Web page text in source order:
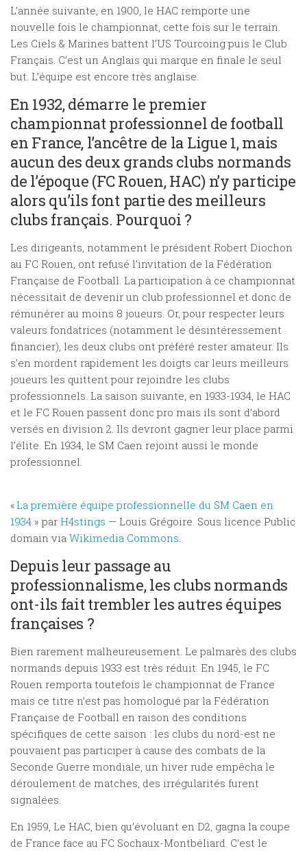
L’année suivante, en 1900, le HAC remporte une
nouvelle fois le championnat, cette fois sur le terrain.
Les Ciels & Marines battent l’US Tourcoing puis le Club
Français. C’est un Anglais qui marque en finale le seul
but. L’équipe est encore très anglaise.
En 1932, démarre le premier
championnat professionnel de football
en France, l’ancêtre de la Ligue 1, mais
aucun des deux grands clubs normands
de l’époque (FC Rouen, HAC) n’y participe
alors qu’ils font partie des meilleurs
clubs français. Pourquoi ?
Les dirigeants, notamment le président Robert Diochon
au FC Rouen, ont refusé l’invitation de la Fédération
Française de Football. La participation à ce championnat
nécessitait de devenir un club professionnel et donc de
rémunérer au moins 8 joueurs. Or, pour respecter leurs
valeurs fondatrices (notamment le désintéressement
financier), les deux clubs ont préféré rester amateur. Ils
s’en mordent rapidement les doigts car leurs meilleurs
joueurs les quittent pour rejoindre les clubs
professionnels. La saison suivante, en 1933-1934, le HAC
et le FC Rouen passent donc pro mais ils sont d’abord
versés en division 2. Ils devront gagner leur place parmi
l’élite. En 1934, le SM Caen rejoint aussi le monde
professionnel.
« La première équipe professionnelle du SM Caen en
1934 » par H4stings — Louis Grégoire. Sous licence Public
domain via Wikimedia Commons
Depuis leur passage au
professionnalisme, les clubs normands
ont-ils fait trembler les autres équipes
françaises ?
Bien rarement malheureusement. Le palmarès des clubs
normands depuis 1933 est très réduit. En 1945, le FC
Rouen remporta toutefois le championnat de France
mais ce titre n’est pas homologué par la Fédération
Française de Football en raison des conditions
spécifiques de cette saison : les clubs du nord-est ne
pouvaient pas participer à cause des combats de la
Seconde Guerre mondiale, un hiver rude empêcha le
déroulement de matches, des irrégularités furent
signalées.
En 1959, Le HAC, bien qu’évoluant en D2, gagna la coupe
de France face au FC Sochaux-Montbéliard. C’est le